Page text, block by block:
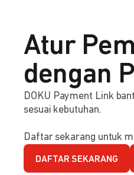
Atur
dengan
DOKU Payment Link
sesuai kebutuhan.
Daftar sekarang untuk
DAFTAR SEKARANG